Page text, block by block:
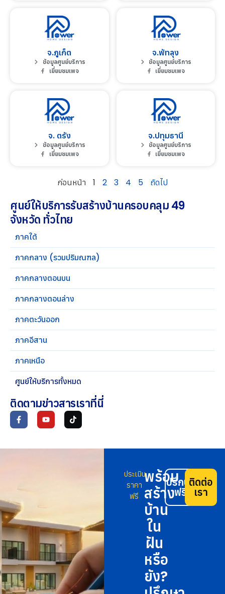
ศูนย์ให้บริการรับสร้างบ้านครอบคลุม 49
จังหวัด ทั่วไทย
ภาคใต้
ภาคกลาง (รวมปริมณฑล)
ภาคกลางตอนบน
ภาคกลางตอนล่าง
ภาคตะวันออก
ภาคอีสาน
ภาคเหนือ
ศูนย์ให้บริการทั้งหมด
ติดตามข่าวสารเราที่นี่
จ.ภูเก็ต
ข้อมูลศูนย์บริการ
เยี่ยมชมเพจ
จ.พัทลุง
ข้อมูลศูนย์บริการ
เยี่ยมชมเพจ
จ. ตรัง
ข้อมูลศูนย์บริการ
เยี่ยมชมเพจ
จ.ปทุมธานี
ข้อมูลศูนย์บริการ
เยี่ยมชมเพจ
ก่อนหน้า 1 2 3 4 5 ถัดไป
ประเมิน
ราคา
ฟรี
พร้อม
สร้าง
บ้าน
ใน
ฝัน
หรือ
ยัง?
ปรึกษา
ฟรี
ติดต่อ
เรา